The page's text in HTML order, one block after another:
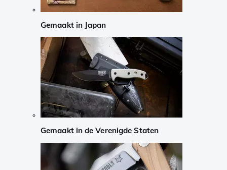
Gemaakt in Japan
Gemaakt in de Verenigde Staten